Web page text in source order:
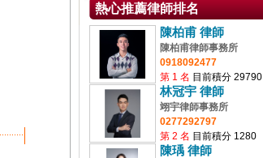
熱心推薦律師排名
陳柏甫 律師
陳柏甫律師事務所
0918092477
第 1 名 目前積分 29790
林冠宇 律師
翊宇律師事務所
0277292797
第 2 名 目前積分 1280
陳瑀 律師